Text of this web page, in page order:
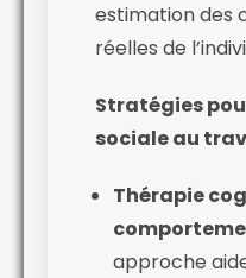
estimation des
réelles de
Stratégies
sociale au
Thérapie
approche